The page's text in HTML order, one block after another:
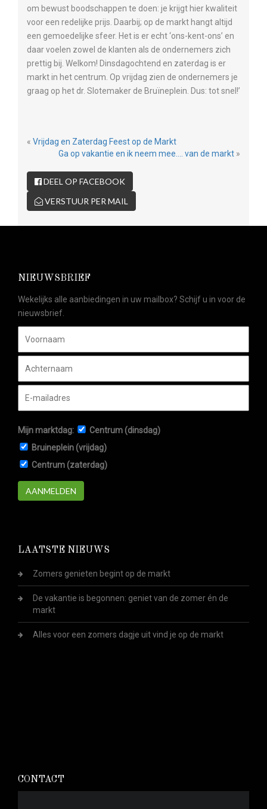
om bewust boodschappen te doen: je krijgt hier kwaliteit
voor een redelijke prijs. Daarbij; op de markt hangt altijd
een gemoedelijke sfeer. Het is er echt ‘ons-kent-ons’ en
daar voelen zowel de klanten als de ondernemers zich
prettig bij. Welkom! Dinsdagochtend en zaterdag is er
markt in het centrum. Op vrijdag zien de ondernemers je
graag op het dr. Slotemaker de Bruïneplein. Dus: tot snel!’
« Vrijdag en Zaterdag Feest op de Markt
Ga op vakantie en ik neem mee…. van de markt »
DEEL OP FACEBOOK
VERSTUUR PER MAIL
NIEUWSBRIEF
Wekelijks alle aanbiedingen in uw mailbox? Schijf u in voor de
nieuwsbrief.
Mijn marktdag:
Centrum (dinsdag)
Bruineplein (vrijdag)
Centrum (zaterdag)
AANMELDEN
LAATSTE NIEUWS
Zomers genieten begint op de markt
De vakantie is begonnen: geniet van de zomer én de
markt
Alles voor een zomers dagje uit vind je op de markt
CONTACT